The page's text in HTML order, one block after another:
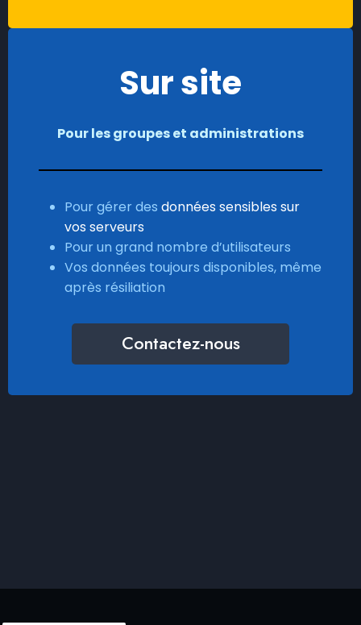
Sur site
Pour les groupes et administrations
Pour gérer des données sensibles sur
vos serveurs
Pour un grand nombre d’utilisateurs
Vos données toujours disponibles, même
après résiliation
Contactez-nous